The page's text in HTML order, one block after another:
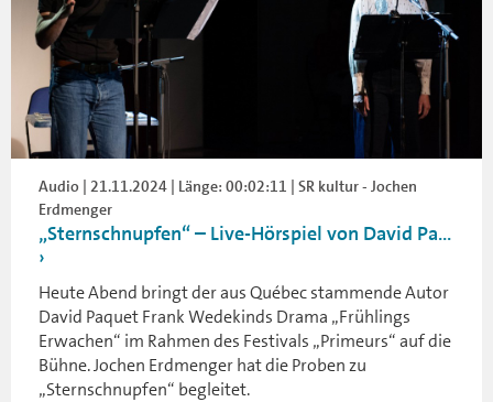
Audio | 21.11.2024 | Länge: 00:02:11 | SR kultur - Jochen
Erdmenger
„Sternschnupfen“ – Live-Hörspiel von David Pa...
Heute Abend bringt der aus Québec stammende Autor
David Paquet Frank Wedekinds Drama „Frühlings
Erwachen“ im Rahmen des Festivals „Primeurs“ auf die
Bühne. Jochen Erdmenger hat die Proben zu
„Sternschnupfen“ begleitet.